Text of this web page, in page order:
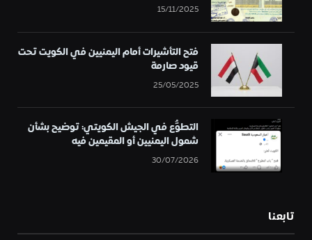
15/11/2025
فتح التأشيرات أمام اليمنيين في الكويت تحت
قيود صارمة
25/05/2025
التطوُّع في الجيش الكويتي: توضيح بشأن
شمول اليمنيين أو المقيمين فيه
30/07/2026
تابعنا